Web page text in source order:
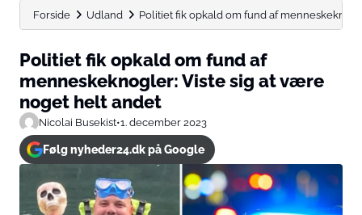
Forside Udland Politiet fik opkald om fund af
Politiet fik opkald om fund af
menneskeknogler: Viste sig at være
noget helt andet
Nicolai Busekist•1. december 2023
Følg nyheder24.dk på Google